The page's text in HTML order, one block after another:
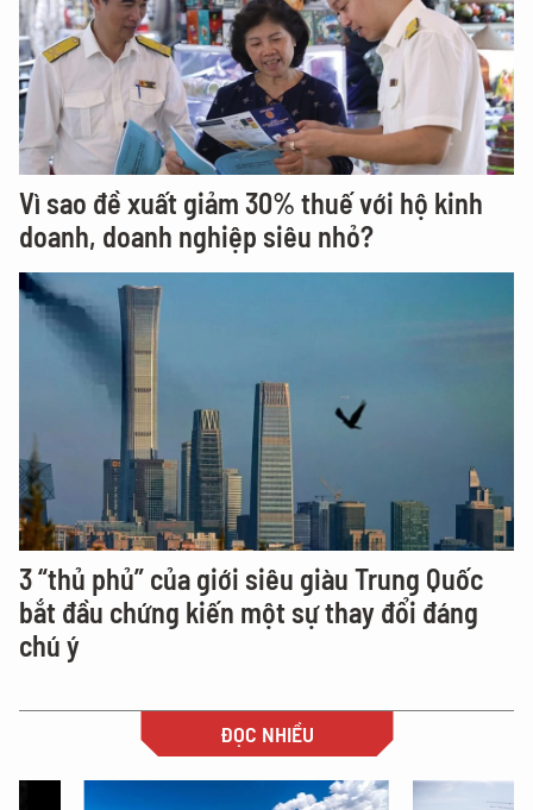
Vì sao đề xuất giảm 30% thuế với hộ kinh
doanh, doanh nghiệp siêu nhỏ?
3 “thủ phủ” của giới siêu giàu Trung Quốc
bắt đầu chứng kiến một sự thay đổi đáng
chú ý
ĐỌC NHIỀU